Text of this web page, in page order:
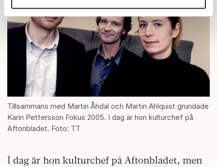
annons- och analysföretag som vi samarbetar med.
Dessa kan i sin tur kombinera informationen med annan
information som du har tillhandahållit eller som de har
samlat in när du har använt deras tjänster.
Om du vill läsa mer om hur vi hanterar personuppgifter
kan du göra det
Tillsammans med Martin Åhdal och Martin Ahlquist grundade
Karin Pettersson Fokus 2005. I dag är hon kulturchef på
Aftonbladet. Foto: TT
I dag är hon kulturchef på Aftonbladet, men